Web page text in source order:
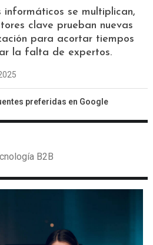
se multiplican,
clave prueban nuevas
para acortar tiempos
la falta de expertos.
preferidas en Google
B2B